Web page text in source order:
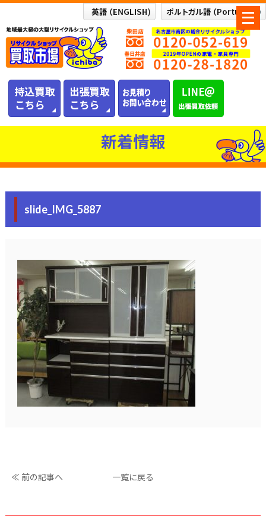
メ
ニ
ュ
ー
新着情報
slide_IMG_5887
≪ 前の記事へ 一覧に戻る